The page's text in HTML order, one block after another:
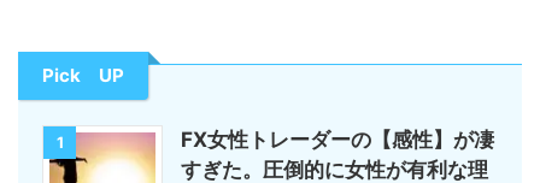
Pick UP
1
FX女性トレーダーの【感性】が凄
すぎた。圧倒的に女性が有利な理